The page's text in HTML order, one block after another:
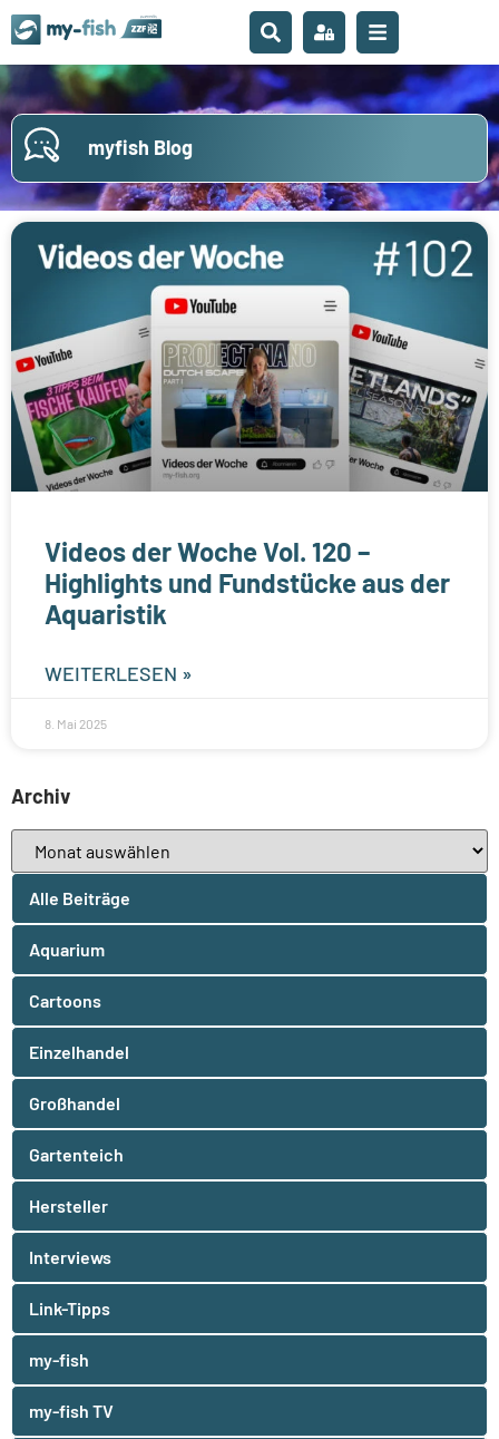
myfish Blog
Videos der Woche Vol. 120 –
Highlights und Fundstücke aus der
Aquaristik
WEITERLESEN »
8. Mai 2025
Archiv
Alle Beiträge
Aquarium
Cartoons
Einzelhandel
Großhandel
Gartenteich
Hersteller
Interviews
Link-Tipps
my-fish
my-fish TV